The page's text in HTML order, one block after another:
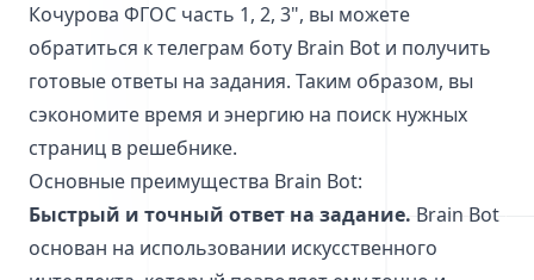
Кочурова ФГОС часть 1, 2, 3", вы можете
обратиться к телеграм боту Brain Bot и получить
готовые ответы на задания. Таким образом, вы
сэкономите время и энергию на поиск нужных
страниц в решебнике.
Основные преимущества Brain Bot:
Быстрый и точный ответ на задание. Brain Bot
основан на использовании искусственного